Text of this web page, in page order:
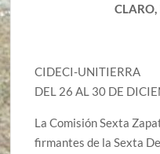
CLARO,
CIDECI-UNITIERRA
DEL 26 AL 30 DE
La Comisión Sexta
firmantes de la Sexta